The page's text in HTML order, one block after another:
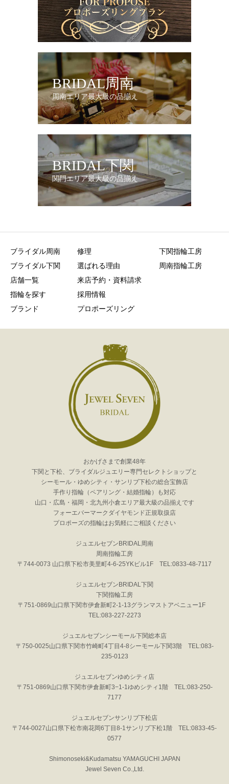
BRIDAL周南
周南エリア最大級の品揃え
BRIDAL下関
関門エリア最大級の品揃え
ブライダル周南
ブライダル下関
店舗一覧
指輪を探す
ブランド
修理
選ばれる理由
来店予約・資料請求
採用情報
プロポーズリング
下関指輪工房
周南指輪工房
おかげさまで創業48年
下関と下松、ブライダルジュエリー専門セレクトショップと
シーモール・ゆめシティ・サンリブ下松の総合宝飾店
手作り指輪（ペアリング・結婚指輪）も対応
山口・広島・福岡・北九州小倉エリア最大級の品揃えです
フォーエバーマークダイヤモンド正規取扱店
プロポーズの指輪はお気軽にご相談ください
ジュエルセブンBRIDAL周南
周南指輪工房
〒744-0073 山口県下松市美里町4-6-25YKビル1F TEL:0833-48-7117
ジュエルセブンBRIDAL下関
下関指輪工房
〒751-0869山口県下関市伊倉新町2-1-13グランマストアベニュー1F
TEL:083-227-2273
ジュエルセブンシーモール下関総本店
〒750-0025山口県下関市竹崎町4丁目4-8シーモール下関3階 TEL:083-
235-0123
ジュエルセブンゆめシティ店
〒751-0869山口県下関市伊倉新町3−1-1ゆめシティ1階 TEL:083-250-
7177
ジュエルセブンサンリブ下松店
〒744-0027山口県下松市南花岡6丁目8-1サンリブ下松1階 TEL:0833-45-
0577
Shimonoseki&Kudamatsu YAMAGUCHI JAPAN
Jewel Seven Co.,Ltd.